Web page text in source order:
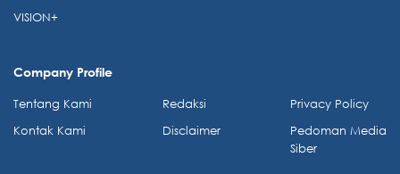
VISION+
Company Profile
Tentang Kami
Kontak Kami
Redaksi
Disclaimer
Privacy Policy
Pedoman Media
Siber